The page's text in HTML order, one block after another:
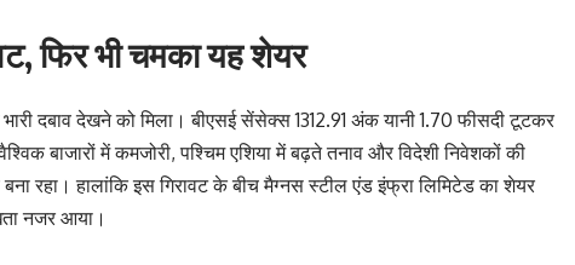
फिर भी चमका यह शेयर
भारी दबाव देखने को मिला। बीएसई सेंसेक्स 1312.91 अंक यानी 1.70 फीसदी टूटकर
बाजारों में कमजोरी, पश्चिम एशिया में बढ़ते तनाव और विदेशी निवेशकों की
रहा। हालांकि इस गिरावट के बीच मैग्नस स्टील एंड इंफ्रा लिमिटेड का शेयर
नजर आया।